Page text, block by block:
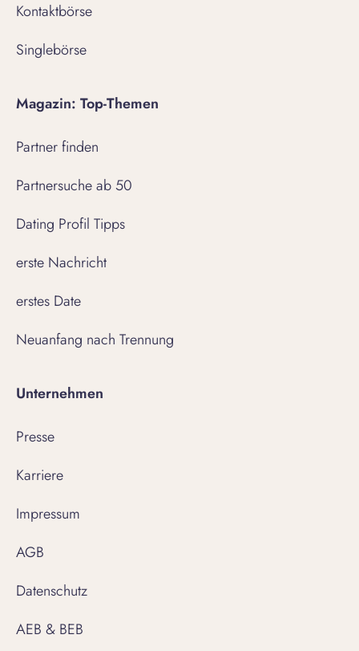
Kontaktbörse
Singlebörse
Magazin: Top-Themen
Partner finden
Partnersuche ab 50
Dating Profil Tipps
erste Nachricht
erstes Date
Neuanfang nach Trennung
Unternehmen
Presse
Karriere
Impressum
AGB
Datenschutz
AEB & BEB